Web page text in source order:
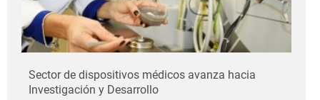
Sector de dispositivos médicos avanza hacia
Investigación y Desarrollo